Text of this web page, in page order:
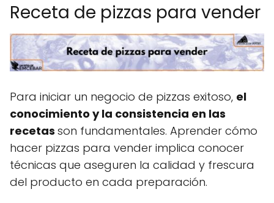
Receta de pizzas para vender
Para iniciar un negocio de pizzas exitoso, el
conocimiento y la consistencia en las
recetas son fundamentales. Aprender cómo
hacer pizzas para vender implica conocer
técnicas que aseguren la calidad y frescura
del producto en cada preparación.